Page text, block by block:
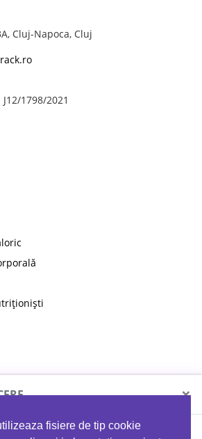
fisiere de tip cookie
Cluj-Napoca, Cluj
1798/2021
×